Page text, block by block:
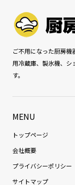
ご不用になった厨房
用冷蔵庫、製氷機、シ
す。
MENU
トップページ
会社概要
プライバシーポリシー
サイトマップ